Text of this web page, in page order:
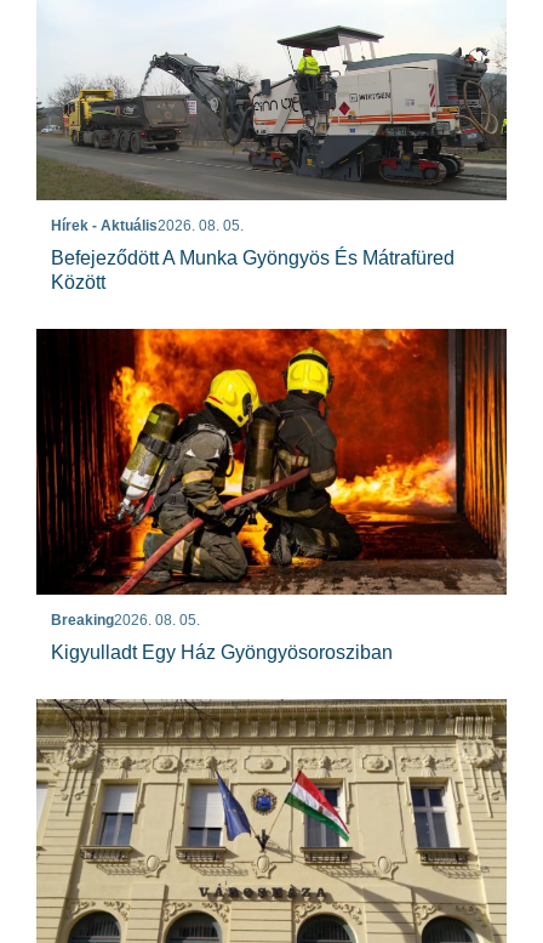
Hírek - Aktuális2026. 08. 05.
Befejeződött A Munka Gyöngyös És Mátrafüred
Között
Breaking2026. 08. 05.
Kigyulladt Egy Ház Gyöngyösorosziban